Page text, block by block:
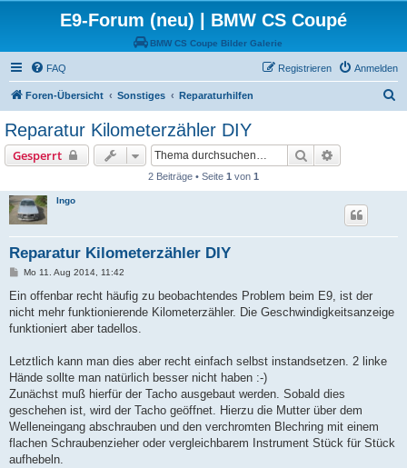
E9-Forum (neu) | BMW CS Coupé
BMW CS Coupe Bilder Galerie
FAQ Anmelden
Registrieren
Foren-Übersicht Sonstiges Reparaturhilfen
Reparatur Kilometerzähler DIY
Gesperrt Suche
2 Beiträge • Seite 1 von 1
Ingo
Reparatur Kilometerzähler DIY
B
i
r
a
Mo 11. Aug 2014, 11:42
Ein offenbar recht häufig zu beobachtendes Problem beim E9, ist der
nicht mehr funktionierende Kilometerzähler. Die Geschwindigkeitsanzeige
funktioniert aber tadellos.
Letztlich kann man dies aber recht einfach selbst instandsetzen. 2 linke
Hände sollte man natürlich besser nicht haben :-)
Zunächst muß hierfür der Tacho ausgebaut werden. Sobald dies
geschehen ist, wird der Tacho geöffnet. Hierzu die Mutter über dem
Welleneingang abschrauben und den verchromten Blechring mit einem
flachen Schraubenzieher oder vergleichbarem Instrument Stück für Stück
aufhebeln.